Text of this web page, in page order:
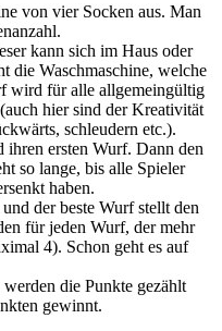
von vier Socken aus. Man
kann sich im Haus oder
die Waschmaschine, welche
wird für alle allgemeingültig
hier sind der Kreativität
schleudern etc.).
ihren ersten Wurf. Dann den
so lange, bis alle Spieler
haben.
der beste Wurf stellt den
für jeden Wurf, der mehr
4). Schon geht es auf
die Punkte gezählt
gewinnt.